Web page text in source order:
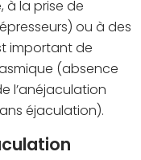
à la prise de
ou à des
important de
(absence
l’anéjaculation
éjaculation).